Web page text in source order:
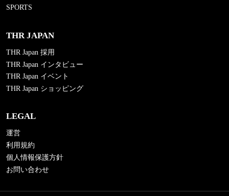
SPORTS
THR JAPAN
THR Japan 採用
THR Japan インタビュー
THR Japan イベント
THR Japan ショッピング
LEGAL
運営
利用規約
個人情報保護方針
お問い合わせ